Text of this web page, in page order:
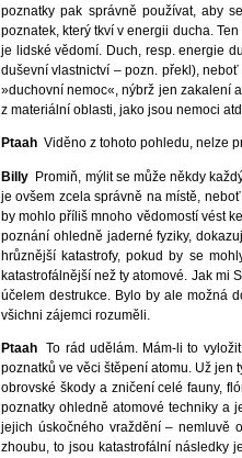
poznatky pak správně používat, aby
poznatek, který tkví v energii ducha.
je lidské vědomí. Duch, resp. energie
duševní vlastnictví – pozn. překl),
»duchovní nemoc«, nýbrž jen zakalení
z materiální oblasti, jako jsou nemoci atd.
Ptaah Viděno z tohoto pohledu, nelze
Billy Promiň, mýlit se může někdy
je ovšem zcela správně na místě,
by mohlo příliš mnoho vědomostí vést
poznání ohledně jaderné fyziky,
hrůznější katastrofy, pokud by se
katastrofálnější než ty atomové. Jak mi
účelem destrukce. Bylo by ale možná
všichni zájemci rozuměli.
PtaahTo rád udělám. Mám-li to
poznatků ve věci štěpení atomu. Už jen
obrovské škody a zničení celé fauny,
poznatky ohledně atomové techniky a
jejich úskočného vraždění – nemluvě
zhoubu, to jsou katastrofální následky